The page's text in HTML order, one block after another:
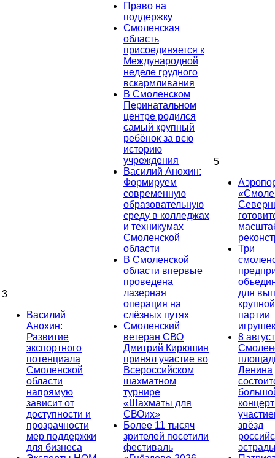
3
Василий
Анохин:
Развитие
экспортного
потенциала
Смоленской
области
напрямую
зависит от
доступности и
прозрачности
мер поддержки
для бизнеса
Право на
поддержку
Смоленская
область
присоединяется к
Международной
неделе грудного
вскармливания
В Смоленском
Перинатальном
центре родился
самый крупный
ребёнок за всю
историю
учреждения
Василий Анохин:
Формируем
современную
образовательную
среду в колледжах
и техникумах
Смоленской
области
В Смоленской
области впервые
проведена
лазерная
операция на
слёзных путях
Смоленский
ветеран СВО
Дмитрий Кирюшин
принял участие во
Всероссийском
шахматном
турнире
«Шахматы для
СВОих»
Более 11 тысяч
зрителей посетили
фестиваль
5
Три
для
крупной
партии
игрушек
8
Ленина
звёзд